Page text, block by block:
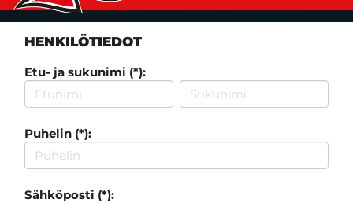
HENKILÖTIEDOT
Etu- ja sukunimi (*):
Puhelin (*):
Sähköposti (*):